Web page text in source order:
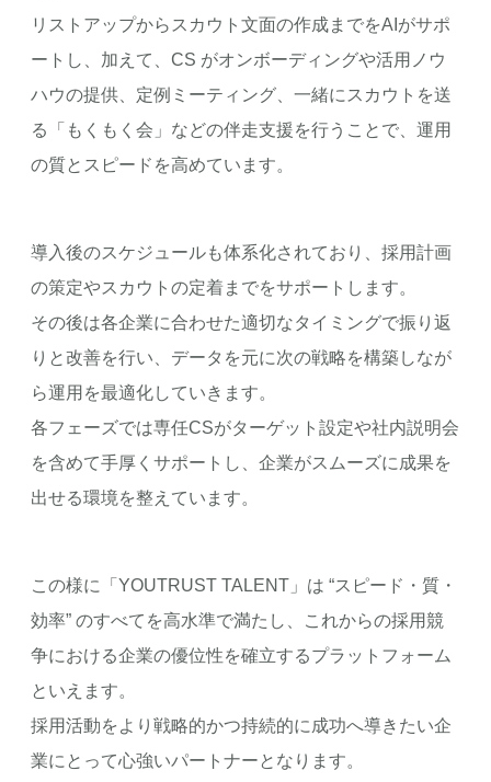
リストアップからスカウト文面の作成までをAIがサポ
ートし、加えて、CS がオンボーディングや活用ノウ
ハウの提供、定例ミーティング、一緒にスカウトを送
る「もくもく会」などの伴走支援を行うことで、運用
の質とスピードを高めています。
導入後のスケジュールも体系化されており、採用計画
の策定やスカウトの定着までをサポートします。
その後は各企業に合わせた適切なタイミングで振り返
りと改善を行い、データを元に次の戦略を構築しなが
ら運用を最適化していきます。
各フェーズでは専任CSがターゲット設定や社内説明会
を含めて手厚くサポートし、企業がスムーズに成果を
出せる環境を整えています。
この様に「YOUTRUST TALENT」は “スピード・質・
効率” のすべてを高水準で満たし、これからの採用競
争における企業の優位性を確立するプラットフォーム
といえます。
採用活動をより戦略的かつ持続的に成功へ導きたい企
業にとって心強いパートナーとなります。